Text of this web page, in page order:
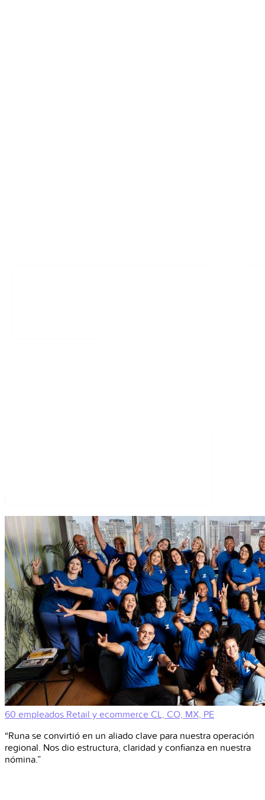
60 empleados Retail y ecommerce CL, CO, MX, PE
“Runa se convirtió en un aliado clave para nuestra operación
regional. Nos dio estructura, claridad y confianza en nuestra
nómina.”